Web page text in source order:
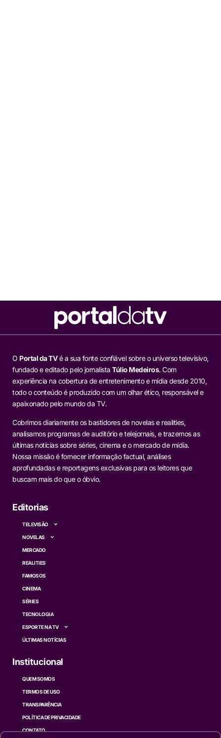
O Portal da TVé a sua fonte confiável sobre o universo televisivo,
fundado e editado pelo jornalista Túlio Medeiros. Com
experiência na cobertura de entretenimento e mídia desde 2010,
todo o conteúdo é produzido com um olhar ético, responsável e
apaixonado pelo mundo da TV.
Cobrimos diariamente os bastidores de novelas e realities,
analisamos programas de auditório e telejornais, e trazemos as
últimas notícias sobre séries, cinema e o mercado de mídia.
Nossa missão é fornecer informação factual, análises
aprofundadas e reportagens exclusivas para os leitores que
buscam mais do que o óbvio.
Editorias
TELEVISÃO
NOVELAS
MERCADO
REALITIES
FAMOSOS
CINEMA
SÉRIES
TECNOLOGIA
ESPORTE NA TV
ÚLTIMAS NOTÍCIAS
Institucional
QUEM SOMOS
TERMOS DE USO
TRANSPARÊNCIA
POLÍTICA DE PRIVACIDADE
CONTATO